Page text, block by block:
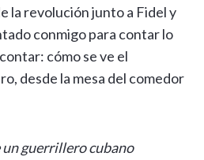
la revolución junto a Fidel y
conmigo para contar lo
cómo se ve el
desde la mesa del comedor
guerrillero cubano